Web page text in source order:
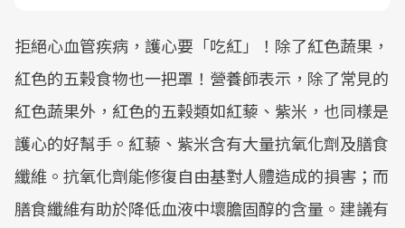
拒絕心血管疾病，護心要「吃紅」！除了紅色蔬果，
紅色的五榖食物也一把罩！營養師表示，除了常見的
紅色蔬果外，紅色的五榖類如紅藜、紫米，也同樣是
護心的好幫手。紅藜、紫米含有大量抗氧化劑及膳食
纖維。抗氧化劑能修復自由基對人體造成的損害；而
膳食纖維有助於降低血液中壞膽固醇的含量。建議有